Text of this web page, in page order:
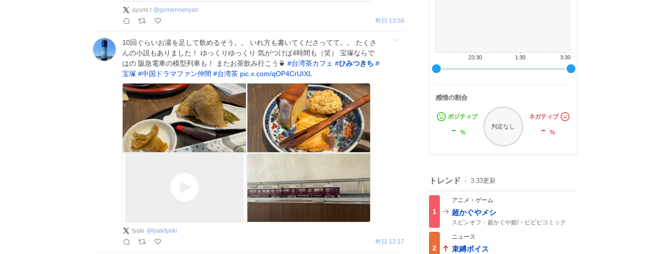
ayumi.t @gomennenyan
昨日 13:58
10回ぐらいお湯を足して飲めるそう。。 いれ方も書いてくださってて。。 たくさ
んの小説もありました！ ゆっくりゆっくり 気がつけば4時間も（笑） 宝塚ならで
はの 阪急電車の模型列車も！ またお茶飲み行こう🍵 #台湾茶カフェ #ひみつきち #
宝塚 #中国ドラマファン仲間 #台湾茶 pic.x.com/qOP4CrUIXL
tyaki @tyakityaki
昨日 12:17
3:30
1:30
23:30
感情の割合
ポジティブ
- %
判定なし
ネガティブ
-%
トレンド 3:33更新
1
アニメ・ゲーム
超かぐやメシ
スピンオフ 超かぐや姫!
ビビビコミック
10年後
2
ニュース
束縛ボイス